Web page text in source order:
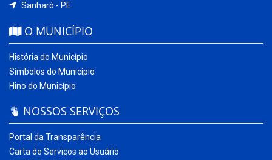
Sanharó - PE
O MUNICÍPIO
História do Município
Símbolos do Município
Hino do Município
NOSSOS SERVIÇOS
Portal da Transparência
Carta de Serviços ao Usuário